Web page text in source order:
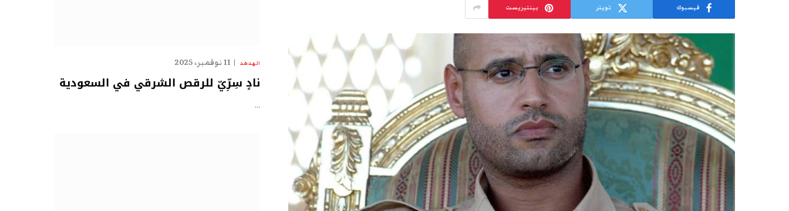
فيسبوك تويتر بينتيريست
الهدهد 11 نوفمبر، 2025
نادٍ سِرِّيّ للرقص الشرقي في السعودية
…